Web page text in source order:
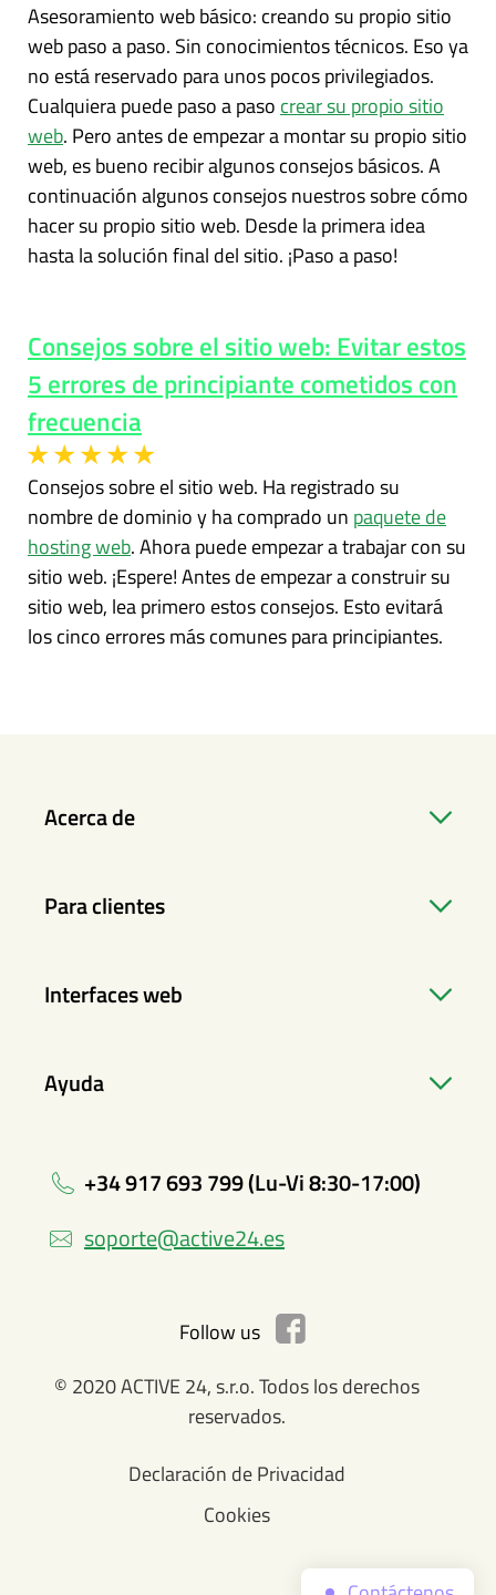
Asesoramiento web básico: creando su propio sitio
web paso a paso. Sin conocimientos técnicos. Eso ya
no está reservado para unos pocos privilegiados.
Cualquiera puede paso a paso crear su propio sitio
web. Pero antes de empezar a montar su propio sitio
web, es bueno recibir algunos consejos básicos. A
continuación algunos consejos nuestros sobre cómo
hacer su propio sitio web. Desde la primera idea
hasta la solución final del sitio. ¡Paso a paso!
Consejos sobre el sitio web: Evitar estos
5 errores de principiante cometidos con
frecuencia
Consejos sobre el sitio web. Ha registrado su
nombre de dominio y ha comprado un paquete de
hosting web. Ahora puede empezar a trabajar con su
sitio web. ¡Espere! Antes de empezar a construir su
sitio web, lea primero estos consejos. Esto evitará
los cinco errores más comunes para principiantes.
Acerca de
Para clientes
Interfaces web
Ayuda
+34 917 693 799 (Lu-Vi 8:30-17:00)
soporte@active24.es
Follow us
© 2020 ACTIVE 24, s.r.o. Todos los derechos
reservados.
Declaración de Privacidad
Cookies